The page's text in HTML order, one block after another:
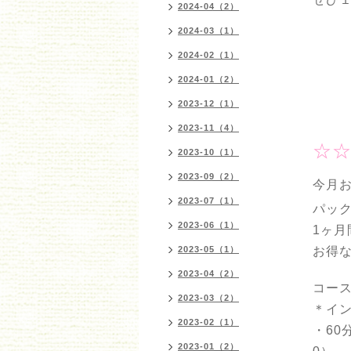
今月
パッ
1ヶ月
お得
コー
＊イ
・60
2024-04（2）
2024-03（1）
2024-02（1）
2024-01（2）
2023-12（1）
2023-11（4）
2023-10（1）
2023-09（2）
2023-07（1）
2023-06（1）
2023-05（1）
2023-04（2）
2023-03（2）
2023-02（1）
2023-01（2）